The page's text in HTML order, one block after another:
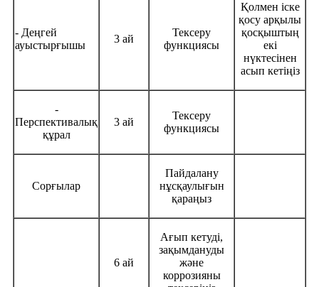
- Деңгей
ауыстырғышы
3 ай
Тексеру
функциясы
Қолмен іске
қосу арқылы
қосқыштың
екі
нүктесінен
асып кетіңіз
-
Перспективалық
құрал
3 ай
Тексеру
функциясы
Сорғылар
Пайдалану
нұсқаулығын
қараңыз
6 ай
Ағып кетуді,
зақымдануды
және
коррозияны